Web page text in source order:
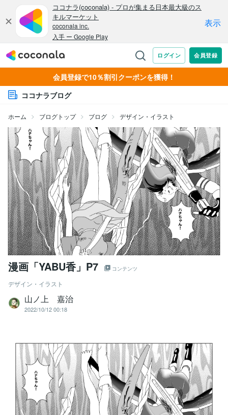
会員登録で10％割引クーポンを獲得！
ココナラブログ
ホーム ブログトップ ブログ デザイン・イラスト
漫画「YABU香」P7 コンテンツ
デザイン・イラスト
山ノ上 嘉治
2022/10/12 00:18